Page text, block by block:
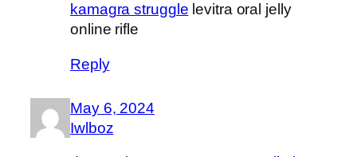
kamagra struggle levitra oral jelly
online rifle
Reply
May 6, 2024
Iwlboz